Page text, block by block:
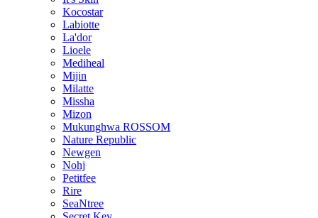
Kocostar
Labiotte
La'dor
Lioele
Mediheal
Mijin
Milatte
Missha
Mizon
Mukunghwa ROSSOM
Nature Republic
Newgen
Nohj
Petitfee
Rire
SeaNtree